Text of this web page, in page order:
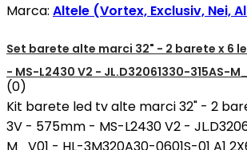
Marca: Altele (Vortex, Exclusiv, Nei,
Set barete alte marci 32" - 2 barete x 6
- MS-L2430 V2 - JL.D32061330-315AS-
(0)
Kit barete led tv alte marci 32" - 2
3V - 575mm - MS-L2430 V2 -
M_V01 - HL-3M320A30-0601S-01 A1